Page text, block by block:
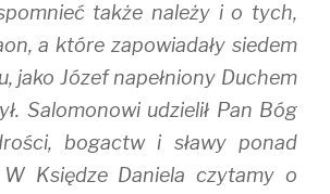
także należy i o tych,
a które zapowiadały siedem
jako Józef napełniony Duchem
Salomonowi udzielił Pan Bóg
bogactw i sławy ponad
Księdze Daniela czytamy o